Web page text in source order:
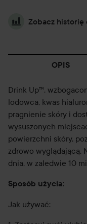
Zobacz
OPIS
Drink Up™,
lodowca, kwas
pragnienie skóry i
wysuszonych
powierzchni skóry,
zdrowo wyglądającą.
dnia, w zaledwie 10
Sposób użycia:
Jak używać: